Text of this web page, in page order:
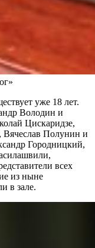
уже 18 лет.
Володин и
Цискаридзе,
Полунин и
Городницкий,
всех
из ныне
в зале.